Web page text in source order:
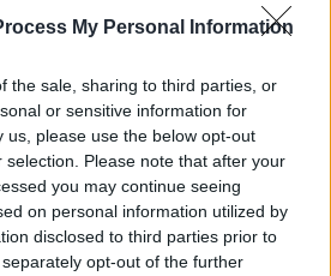
My Personal Information
the sale, sharing to third parties, or
or sensitive information for
us, please use the below opt-out
Please note that after your
you may continue seeing
on personal information utilized by
disclosed to third parties prior to
opt-out of the further
cikkeim: